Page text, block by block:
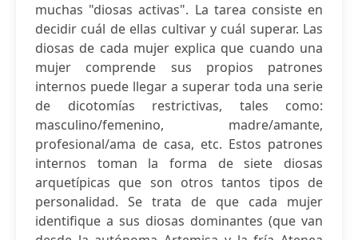
muchas "diosas activas". La tarea consiste en
decidir cuál de ellas cultivar y cuál superar. Las
diosas de cada mujer explica que cuando una
mujer comprende sus propios patrones
internos puede llegar a superar toda una serie
de dicotomías restrictivas, tales como:
masculino/femenino, madre/amante,
profesional/ama de casa, etc. Estos patrones
internos toman la forma de siete diosas
arquetípicas que son otros tantos tipos de
personalidad. Se trata de que cada mujer
identifique a sus diosas dominantes (que van